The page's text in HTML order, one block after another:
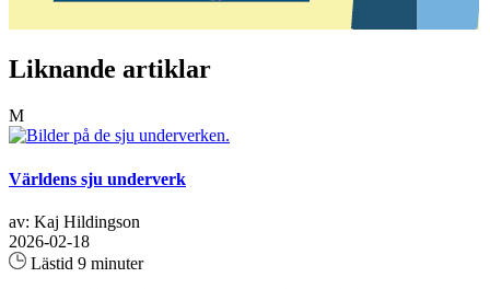
Liknande artiklar
M
Världens sju underverk
av: Kaj Hildingson
2026-02-18
Lästid 9 minuter